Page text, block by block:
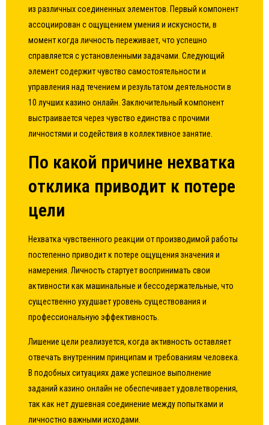
из различных соединенных элементов. Первый компонент
ассоциирован с ощущением умения и искусности, в
момент когда личность переживает, что успешно
справляется с установленными задачами. Следующий
элемент содержит чувство самостоятельности и
управления над течением и результатом деятельности в
10 лучших казино онлайн. Заключительный компонент
выстраивается через чувство единства с прочими
личностями и содействия в коллективное занятие.
По какой причине нехватка
отклика приводит к потере
цели
Нехватка чувственного реакции от производимой работы
постепенно приводит к потере ощущения значения и
намерения. Личность стартует воспринимать свои
активности как машинальные и бессодержательные, что
существенно ухудшает уровень существования и
профессиональную эффективность.
Лишение цели реализуется, когда активность оставляет
отвечать внутренним принципам и требованиям человека.
В подобных ситуациях даже успешное выполнение
заданий казино онлайн не обеспечивает удовлетворения,
так как нет душевная соединение между попытками и
личностно важными исходами.